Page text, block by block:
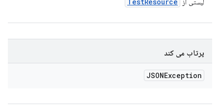
لیستی از
پرتاب می کند
JSONException